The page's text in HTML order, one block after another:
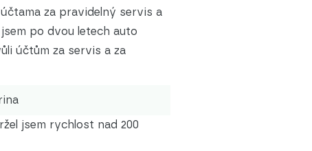
za pravidelný servis a
po dvou letech auto
účtům za servis a za
jsem rychlost nad 200